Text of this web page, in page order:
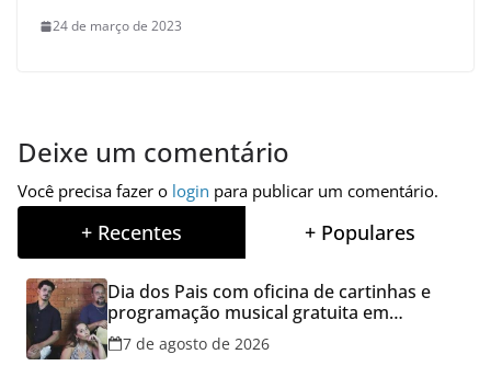
24 de março de 2023
Deixe um comentário
Você precisa fazer o login para publicar um comentário.
+ Recentes + Populares
Dia dos Pais com oficina de cartinhas e
programação musical gratuita em
Aparecida de Goiânia
7 de agosto de 2026